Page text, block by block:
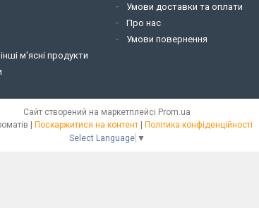
м'ясні продукти
Умови доставки та оплати
Про нас
Умови повернення
Сайт створений на маркетплейсі Prom.ua
Феєрія Ароматів | Поскаржитися на контент | Політика конфіденційності
Select Language ▼